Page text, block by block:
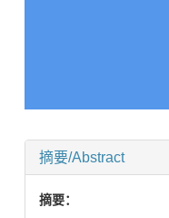
摘要/Abstract
摘要：